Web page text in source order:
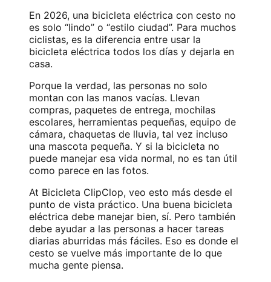
En 2026, una bicicleta eléctrica con cesto no
es solo “lindo” o “estilo ciudad”. Para muchos
ciclistas, es la diferencia entre usar la
bicicleta eléctrica todos los días y dejarla en
casa.
Porque la verdad, las personas no solo
montan con las manos vacías. Llevan
compras, paquetes de entrega, mochilas
escolares, herramientas pequeñas, equipo de
cámara, chaquetas de lluvia, tal vez incluso
una mascota pequeña. Y si la bicicleta no
puede manejar esa vida normal, no es tan útil
como parece en las fotos.
At Bicicleta ClipClop, veo esto más desde el
punto de vista práctico. Una buena bicicleta
eléctrica debe manejar bien, sí. Pero también
debe ayudar a las personas a hacer tareas
diarias aburridas más fáciles. Eso es donde el
cesto se vuelve más importante de lo que
mucha gente piensa.